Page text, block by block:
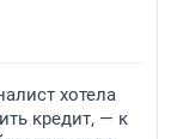
хотела
кредит, — к